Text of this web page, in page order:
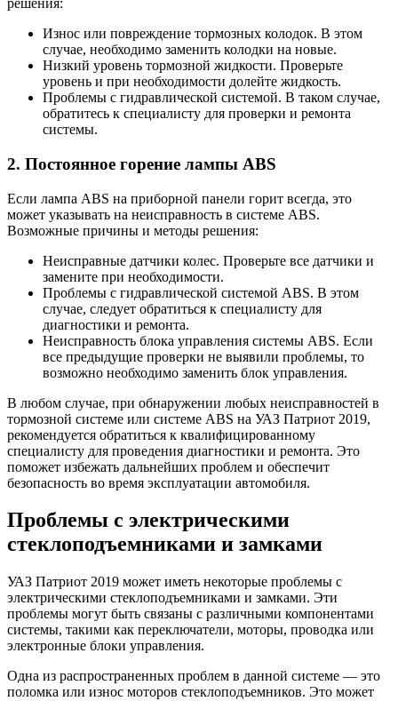
решения:
Износ или повреждение тормозных колодок. В этом
случае, необходимо заменить колодки на новые.
Низкий уровень тормозной жидкости. Проверьте
уровень и при необходимости долейте жидкость.
Проблемы с гидравлической системой. В таком случае,
обратитесь к специалисту для проверки и ремонта
системы.
2. Постоянное горение лампы ABS
Если лампа ABS на приборной панели горит всегда, это
может указывать на неисправность в системе ABS.
Возможные причины и методы решения:
Неисправные датчики колес. Проверьте все датчики и
замените при необходимости.
Проблемы с гидравлической системой ABS. В этом
случае, следует обратиться к специалисту для
диагностики и ремонта.
Неисправность блока управления системы ABS. Если
все предыдущие проверки не выявили проблемы, то
возможно необходимо заменить блок управления.
В любом случае, при обнаружении любых неисправностей в
тормозной системе или системе ABS на УАЗ Патриот 2019,
рекомендуется обратиться к квалифицированному
специалисту для проведения диагностики и ремонта. Это
поможет избежать дальнейших проблем и обеспечит
безопасность во время эксплуатации автомобиля.
Проблемы с электрическими
стеклоподъемниками и замками
УАЗ Патриот 2019 может иметь некоторые проблемы с
электрическими стеклоподъемниками и замками. Эти
проблемы могут быть связаны с различными компонентами
системы, такими как переключатели, моторы, проводка или
электронные блоки управления.
Одна из распространенных проблем в данной системе — это
поломка или износ моторов стеклоподъемников. Это может